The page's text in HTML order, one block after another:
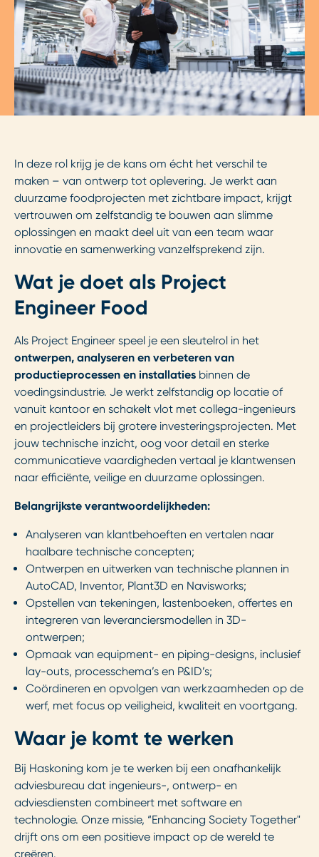
In deze rol krijg je de kans om écht het verschil te
maken – van ontwerp tot oplevering. Je werkt aan
duurzame foodprojecten met zichtbare impact, krijgt
vertrouwen om zelfstandig te bouwen aan slimme
oplossingen en maakt deel uit van een team waar
innovatie en samenwerking vanzelfsprekend zijn.
Wat je doet als Project
Engineer Food
Als Project Engineer speel je een sleutelrol in het
ontwerpen, analyseren en verbeteren van
productieprocessen en installaties binnen de
voedingsindustrie. Je werkt zelfstandig op locatie of
vanuit kantoor en schakelt vlot met collega-ingenieurs
en projectleiders bij grotere investeringsprojecten. Met
jouw technische inzicht, oog voor detail en sterke
communicatieve vaardigheden vertaal je klantwensen
naar efficiënte, veilige en duurzame oplossingen.
Belangrijkste verantwoordelijkheden:
Analyseren van klantbehoeften en vertalen naar
haalbare technische concepten;
Ontwerpen en uitwerken van technische plannen in
AutoCAD, Inventor, Plant3D en Navisworks;
Opstellen van tekeningen, lastenboeken, offertes en
integreren van leveranciersmodellen in 3D-
ontwerpen;
Opmaak van equipment- en piping-designs, inclusief
lay-outs, processchema’s en P&ID’s;
Coördineren en opvolgen van werkzaamheden op de
werf, met focus op veiligheid, kwaliteit en voortgang.
Waar je komt te werken
Bij Haskoning kom je te werken bij een onafhankelijk
adviesbureau dat ingenieurs-, ontwerp- en
adviesdiensten combineert met software en
technologie. Onze missie, “Enhancing Society Together"
drijft ons om een positieve impact op de wereld te
creëren.